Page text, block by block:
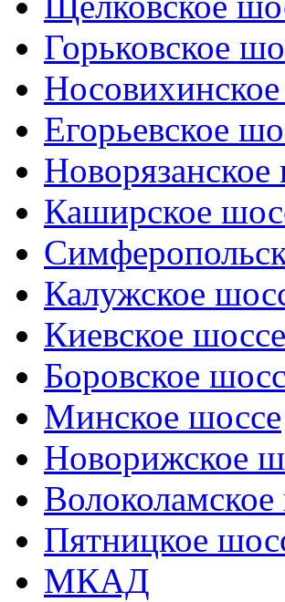
Горьковское
Егорьевское
Новорязанское
Каширское
Калужское
Киевское шоссе
Боровское
Минское шоссе
Новорижское
Пятницкое
МКАД